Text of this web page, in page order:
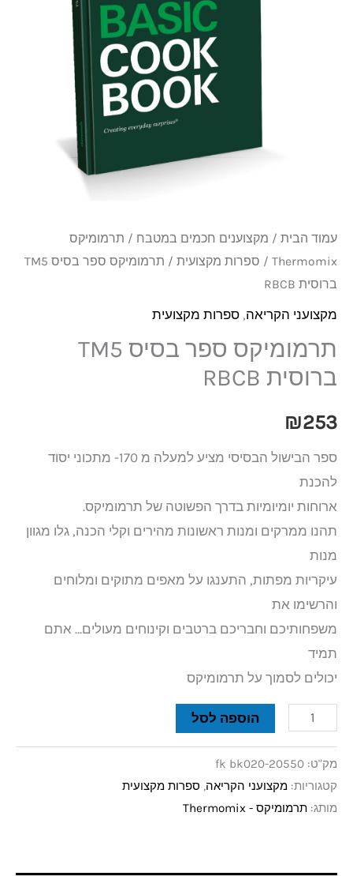
עמוד הבית / מקצוענים חכמים במטבח / תרמומיקס
Thermomix
/ ספרות מקצועית
/ תרמומיקס ספר בסיס TM5
ברוסית RBCB
מקצועני הקריאה, ספרות מקצועית
תרמומיקס ספר בסיס TM5
ברוסית RBCB
₪253
ספר הבישול הבסיסי מציע למעלה מ 170- מתכוני יסוד
להכנת
ארוחות יומיומיות בדרך הפשוטה של תרמומיקס.
תהנו ממרקים ומנות ראשונות מהירים וקלי הכנה, גלו מגוון
מנות
עיקריות מפתות, התענגו על מאפים מתוקים ומלוחים
והרשימו את
משפחותיכם וחבריכם ברטבים וקינוחים מעולים… אתם
תמיד
יכולים לסמוך על תרמומיקס
הוספה לסל
מק"ט: fk bk020-20550
קטגוריות: מקצועני הקריאה, ספרות מקצועית
מותג: תרמומיקס - Thermomix